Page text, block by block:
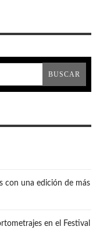
con una edición de más
en el Festival